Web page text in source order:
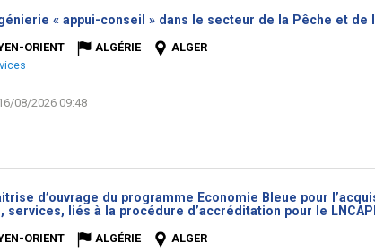
« appui-conseil » dans le secteur de la Pêche et de
ORIENT ALGÉRIE
ALGER
08/2026 09:48
d’ouvrage du programme Economie Bleue pour
services, liés à la procédure d’accréditation pour le
ORIENT ALGÉRIE
ALGER